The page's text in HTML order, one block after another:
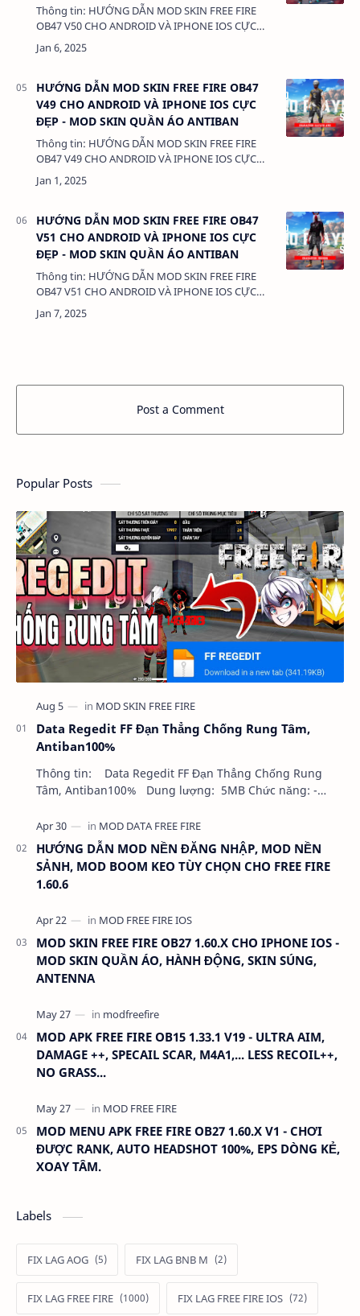
Thông tin: HƯỚNG DẪN MOD SKIN FREE FIRE
OB47 V50 CHO ANDROID VÀ IPHONE IOS CỰC
ĐẸP - MOD SKIN QUẦN ÁO ANTIBAN Dung
lượng: 3MB Chức năng: - MOD SKIN QUẦN ÁO -
HƯỚNG DẪN MOD SKIN FREE FIRE OB47
V49 CHO ANDROID VÀ IPHONE IOS CỰC
ĐẸP - MOD SKIN QUẦN ÁO ANTIBAN
Thông tin: HƯỚNG DẪN MOD SKIN FREE FIRE
OB47 V49 CHO ANDROID VÀ IPHONE IOS CỰC
ĐẸP - MOD SKIN QUẦN ÁO ANTIBAN Dung
lượng: 3MB Chức năng: - MOD SKIN QUẦN ÁO -
HƯỚNG DẪN MOD SKIN FREE FIRE OB47
V51 CHO ANDROID VÀ IPHONE IOS CỰC
ĐẸP - MOD SKIN QUẦN ÁO ANTIBAN
Thông tin: HƯỚNG DẪN MOD SKIN FREE FIRE
OB47 V51 CHO ANDROID VÀ IPHONE IOS CỰC
ĐẸP - MOD SKIN QUẦN ÁO ANTIBAN Dung
lượng: 3MB Chức năng: - MOD SKIN QUẦN ÁO -
Post a Comment
Popular Posts
Data Regedit FF Đạn Thẳng Chống Rung Tâm,
Antiban100%
Thông tin: Data Regedit FF Đạn Thẳng Chống Rung
Tâm, Antiban100% Dung lượng: 5MB Chức năng: -
HƯỚNG DẪN MOD NỀN ĐĂNG NHẬP, MOD NỀN
SẢNH, MOD BOOM KEO TÙY CHỌN CHO FREE FIRE
1.60.6
MOD SKIN FREE FIRE OB27 1.60.X CHO IPHONE IOS -
MOD SKIN QUẦN ÁO, HÀNH ĐỘNG, SKIN SÚNG,
ANTENNA
MOD APK FREE FIRE OB15 1.33.1 V19 - ULTRA AIM,
DAMAGE ++, SPECAIL SCAR, M4A1,... LESS RECOIL++,
NO GRASS...
MOD MENU APK FREE FIRE OB27 1.60.X V1 - CHƠI
ĐƯỢC RANK, AUTO HEADSHOT 100%, EPS DÒNG KẺ,
XOAY TÂM.
Labels
FIX LAG AOG FIX LAG BNB M
FIX LAG FREE FIRE FIX LAG FREE FIRE IOS